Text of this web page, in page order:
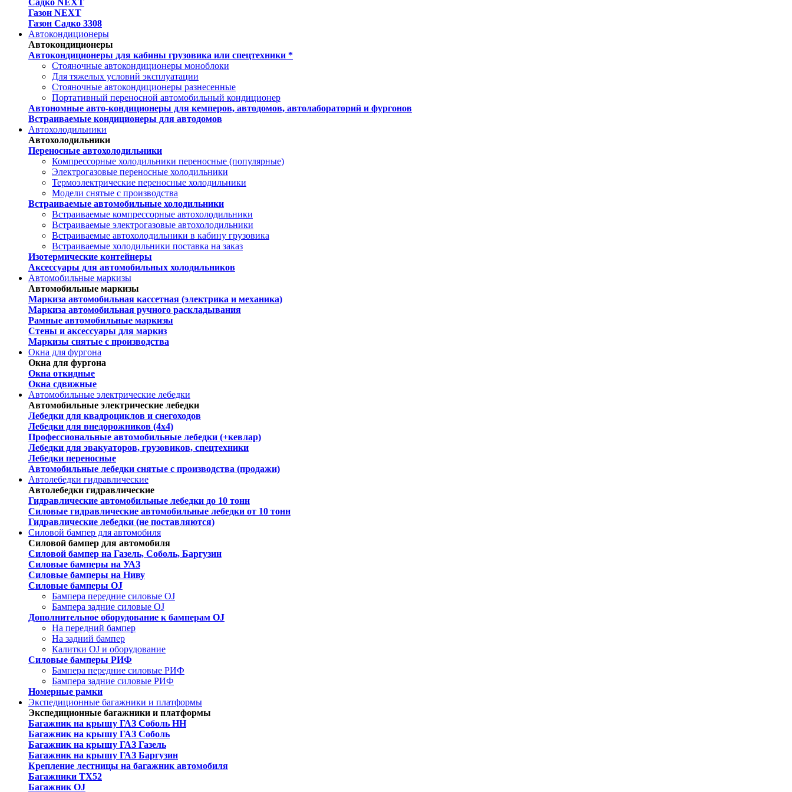
Садко NEXT
Газон NEXT
Газон Садко 3308
Автокондиционеры
Автокондиционеры
Автокондиционеры для кабины грузовика или спецтехники *
Стояночные автокондиционеры моноблоки
Для тяжелых условий эксплуатации
Стояночные автокондиционеры разнесенные
Портативный переносной автомобильный кондиционер
Автономные авто-кондиционеры для кемперов, автодомов, автолабораторий и фургонов
Встраиваемые кондиционеры для автодомов
Автохолодильники
Автохолодильники
Переносные автохолодильники
Компрессорные холодильники переносные (популярные)
Электрогазовые переносные холодильники
Термоэлектрические переносные холодильники
Модели снятые с производства
Встраиваемые автомобильные холодильники
Встраиваемые компрессорные автохолодильники
Встраиваемые электрогазовые автохолодильники
Встраиваемые автохолодильники в кабину грузовика
Встраиваемые холодильники поставка на заказ
Изотермические контейнеры
Аксессуары для автомобильных холодильников
Автомобильные маркизы
Автомобильные маркизы
Маркиза автомобильная кассетная (электрика и механика)
Маркиза автомобильная ручного раскладывания
Рамные автомобильные маркизы
Стены и аксессуары для маркиз
Маркизы снятые с производства
Окна для фургона
Окна для фургона
Окна откидные
Окна сдвижные
Автомобильные электрические лебедки
Автомобильные электрические лебедки
Лебедки для квадроциклов и снегоходов
Лебедки для внедорожников (4х4)
Профессиональные автомобильные лебедки (+кевлар)
Лебедки для эвакуаторов, грузовиков, спецтехники
Лебедки переносные
Автомобильные лебедки снятые с производства (продажи)
Автолебедки гидравлические
Автолебедки гидравлические
Гидравлические автомобильные лебедки до 10 тонн
Силовые гидравлические автомобильные лебедки от 10 тонн
Гидравлические лебедки (не поставляются)
Силовой бампер для автомобиля
Силовой бампер для автомобиля
Силовой бампер на Газель, Соболь, Баргузин
Силовые бамперы на УАЗ
Силовые бамперы на Ниву
Силовые бамперы OJ
Бампера передние силовые OJ
Бампера задние силовые OJ
Дополнительное оборудование к бамперам OJ
На передний бампер
На задний бампер
Калитки OJ и оборудование
Силовые бамперы РИФ
Бампера передние силовые РИФ
Бампера задние силовые РИФ
Номерные рамки
Экспедиционные багажники и платформы
Экспедиционные багажники и платформы
Багажник на крышу ГАЗ Соболь НН
Багажник на крышу ГАЗ Соболь
Багажник на крышу ГАЗ Газель
Багажник на крышу ГАЗ Баргузин
Крепление лестницы на багажник автомобиля
Багажники ТХ52
Багажник OJ